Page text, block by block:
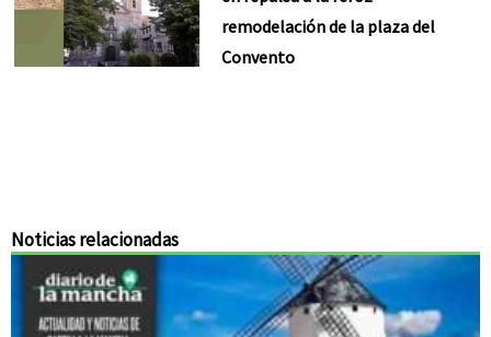
remodelación de la plaza del
Convento
Noticias relacionadas